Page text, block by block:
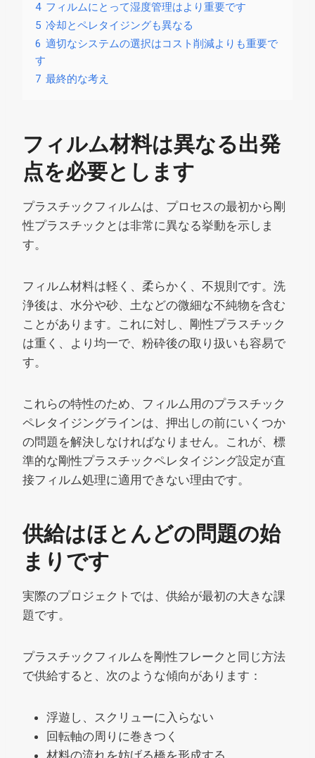
4 フィルムにとって湿度管理はより重要です
5 冷却とペレタイジングも異なる
6 適切なシステムの選択はコスト削減よりも重要で
す
7 最終的な考え
フィルム材料は異なる出発
点を必要とします
プラスチックフィルムは、プロセスの最初から剛
性プラスチックとは非常に異なる挙動を示しま
す。
フィルム材料は軽く、柔らかく、不規則です。洗
浄後は、水分や砂、土などの微細な不純物を含む
ことがあります。これに対し、剛性プラスチック
は重く、より均一で、粉砕後の取り扱いも容易で
す。
これらの特性のため、フィルム用のプラスチック
ペレタイジングラインは、押出しの前にいくつか
の問題を解決しなければなりません。これが、標
準的な剛性プラスチックペレタイジング設定が直
接フィルム処理に適用できない理由です。
供給はほとんどの問題の始
まりです
実際のプロジェクトでは、供給が最初の大きな課
題です。
プラスチックフィルムを剛性フレークと同じ方法
で供給すると、次のような傾向があります：
浮遊し、スクリューに入らない
回転軸の周りに巻きつく
材料の流れを妨げる橋を形成する